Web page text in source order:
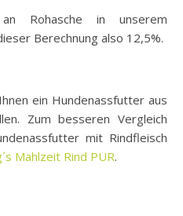
Rohasche in unserem
Berechnung also 12,5%.
ein Hundenassfutter aus
Zum besseren Vergleich
mit Rindfleisch
Mahlzeit Rind PUR.